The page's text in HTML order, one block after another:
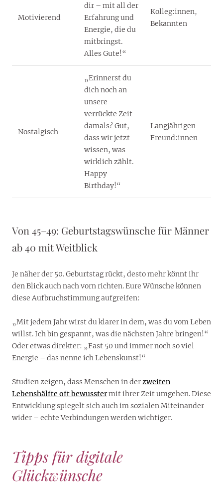
Motivierend
dir – mit all der
Erfahrung und
Energie, die du
mitbringst.
Alles Gute!“
Kolleg:innen,
Bekannten
Nostalgisch
„Erinnerst du
dich noch an
unsere
verrückte Zeit
damals? Gut,
dass wir jetzt
wissen, was
wirklich zählt.
Happy
Birthday!“
Langjährigen
Freund:innen
Von 45–49: Geburtstagswünsche für Männer
ab 40 mit Weitblick
Je näher der 50. Geburtstag rückt, desto mehr könnt ihr
den Blick auch nach vorn richten. Eure Wünsche können
diese Aufbruchstimmung aufgreifen:
„Mit jedem Jahr wirst du klarer in dem, was du vom Leben
willst. Ich bin gespannt, was die nächsten Jahre bringen!“
Oder etwas direkter: „Fast 50 und immer noch so viel
Energie – das nenne ich Lebenskunst!“
Studien zeigen, dass Menschen in derzweiten
Lebenshälfte oft bewusstermit ihrer Zeit umgehen. Diese
Entwicklung spiegelt sich auch im sozialen Miteinander
wider – echte Verbindungen werden wichtiger.
Tipps für digitale
Glückwünsche